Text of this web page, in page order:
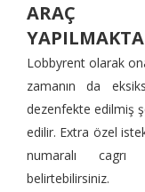
ARAÇ
Lobbyrent olarak
zamanın da
dezenfekte edilmiş
edilir. Extra özel
numaralı cagrı
belirtebilirsiniz.